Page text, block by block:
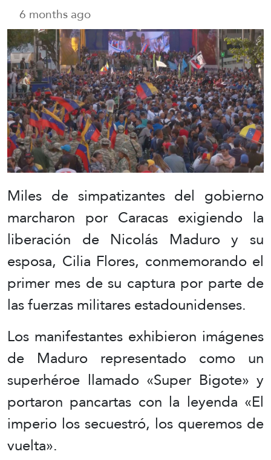
6 months ago
Miles de simpatizantes del gobierno
marcharon por Caracas exigiendo la
liberación de Nicolás Maduro y su
esposa, Cilia Flores, conmemorando el
primer mes de su captura por parte de
las fuerzas militares estadounidenses.
Los manifestantes exhibieron imágenes
de Maduro representado como un
superhéroe llamado «Super Bigote» y
portaron pancartas con la leyenda «El
imperio los secuestró, los queremos de
vuelta».